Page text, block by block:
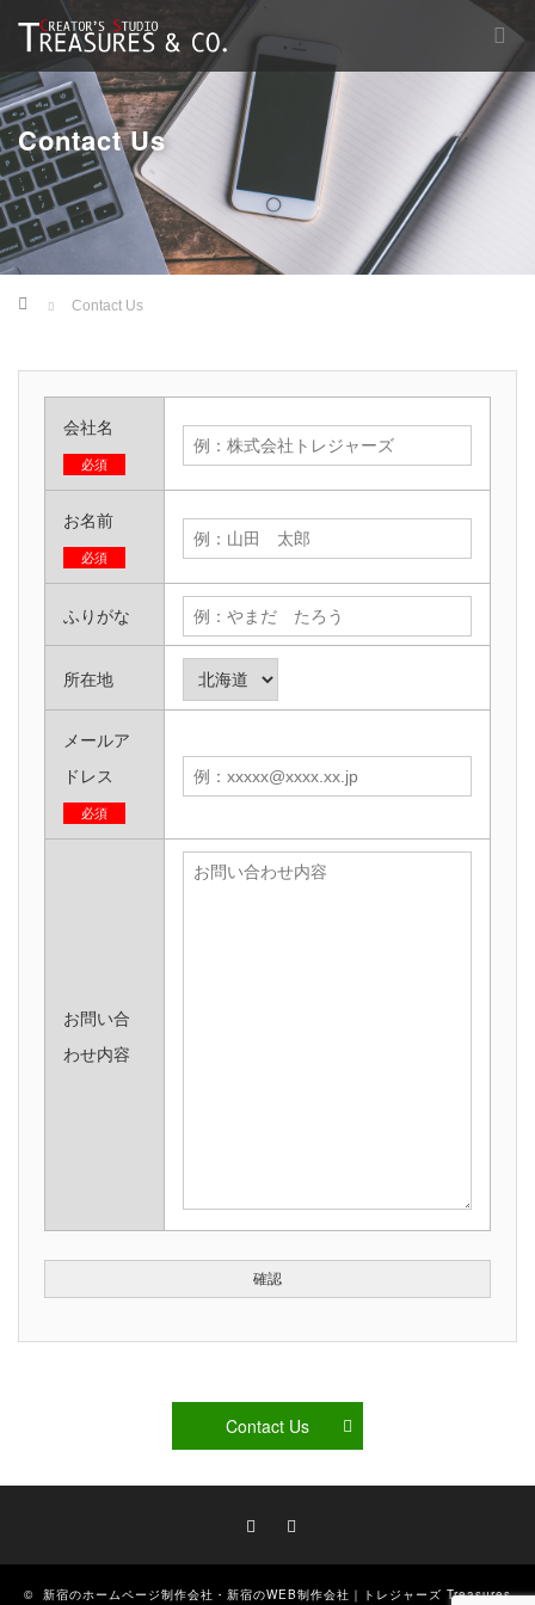
Contact Us
Home Contact Us
会社名
必須
お名前
必須
ふりがな
所在地
メールア
ドレス
必須
お問い合
わせ内容
Contact Us
© 新宿のホームページ制作会社・新宿のWEB制作会社｜トレジャーズ Treasures